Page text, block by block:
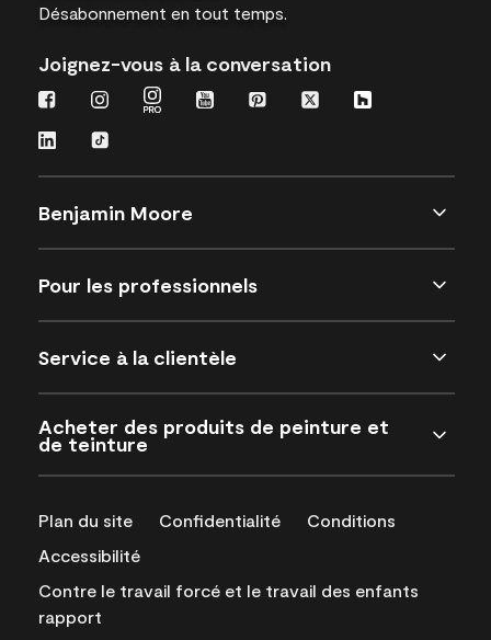
Désabonnement en tout temps.
Joignez-vous à la conversation
Benjamin Moore
Pour les professionnels
Service à la clientèle
Acheter des produits de peinture et
de teinture
Plan du site Confidentialité
Conditions
Accessibilité
Contre le travail forcé et le travail des enfants
rapport